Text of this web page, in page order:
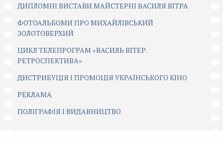
ДИПЛОМНІ ВИСТАВИ МАЙСТЕРНІ ВАСИЛЯ ВІТРА
ФОТОАЛЬБОМИ ПРО МИХАЙЛІВСЬКИЙ
ЗОЛОТОВЕРХИЙ
ЦИКЛ ТЕЛЕПРОГРАМ «ВАСИЛЬ ВІТЕР.
РЕТРОСПЕКТИВА»
ДИСТРИБУЦІЯ І ПРОМОЦІЯ УКРАЇНСЬКОГО КІНО
РЕКЛАМА
ПОЛІГРАФІЯ І ВИДАВНИЦТВО